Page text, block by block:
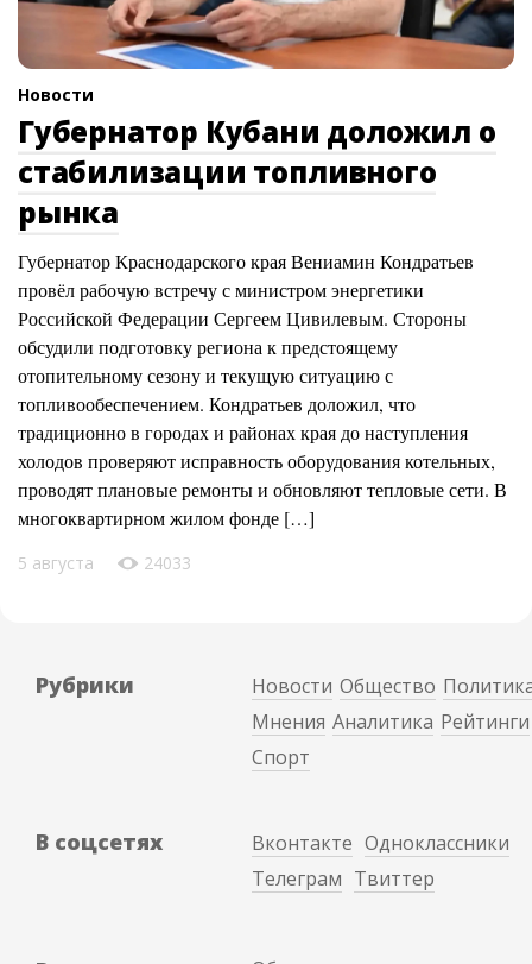
Новости
Губернатор Кубани доложил о
стабилизации топливного
рынка
Губернатор Краснодарского края Вениамин Кондратьев
провёл рабочую встречу с министром энергетики
Российской Федерации Сергеем Цивилевым. Стороны
обсудили подготовку региона к предстоящему
отопительному сезону и текущую ситуацию с
топливообеспечением. Кондратьев доложил, что
традиционно в городах и районах края до наступления
холодов проверяют исправность оборудования котельных,
проводят плановые ремонты и обновляют тепловые сети. В
многоквартирном жилом фонде […]
5 августа 24033
Рубрики Новости Общество
Мнения Аналитика Рейтинги
Спорт
В соцсетях Вконтакте Одноклассники
Телеграм Твиттер